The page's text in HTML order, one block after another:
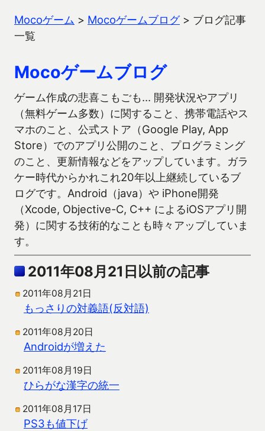
Mocoゲーム > Mocoゲームブログ> ブログ記事
一覧
Mocoゲームブログ
ゲーム作成の悲喜こもごも… 開発状況やアプリ
（無料ゲーム多数）に関すること、携帯電話やス
マホのこと、公式ストア（Google Play, App
Store）でのアプリ公開のこと、プログラミング
のこと、更新情報などをアップしています。ガラ
ケー時代からかれこれ20年以上継続しているブ
ログです。Android（java）や iPhone開発
（Xcode, Objective-C, C++ によるiOSアプリ開
発）に関する技術的なことも時々アップしていま
す。
2011年08月21日以前の記事
2011年08月21日
もっさりの対義語(反対語)
2011年08月20日
Androidが増えた
2011年08月19日
ひらがな漢字の統一
2011年08月17日
PS3も値下げ